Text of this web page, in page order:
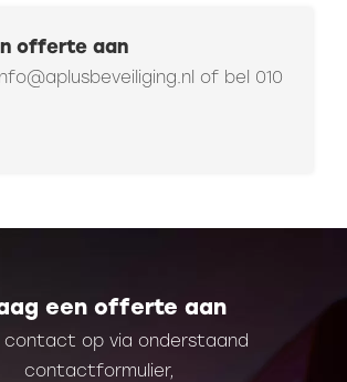
offerte aan
of bel 010
een offerte aan
contact op via onderstaand
contactformulier,